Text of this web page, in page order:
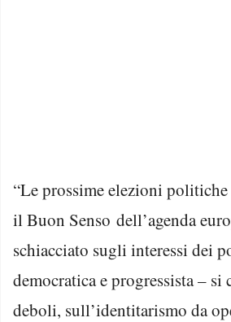
“Le prossime elezioni
il Buon Senso dell’agenda
schiacciato sugli interessi dei
democratica e progressista –
deboli, sull’identitarismo da